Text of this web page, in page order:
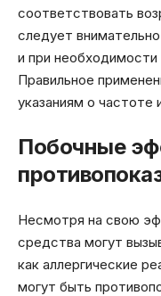
соответствовать
следует
и при необходимости
Правильное
указаниям о частоте
Побочные
Несмотря на свою
средства могут
как аллергические
могут быть